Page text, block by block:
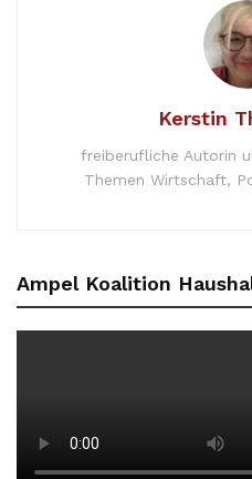
Kerstin
freiberufliche Autorin
Themen Wirtschaft,
Ampel Koalition